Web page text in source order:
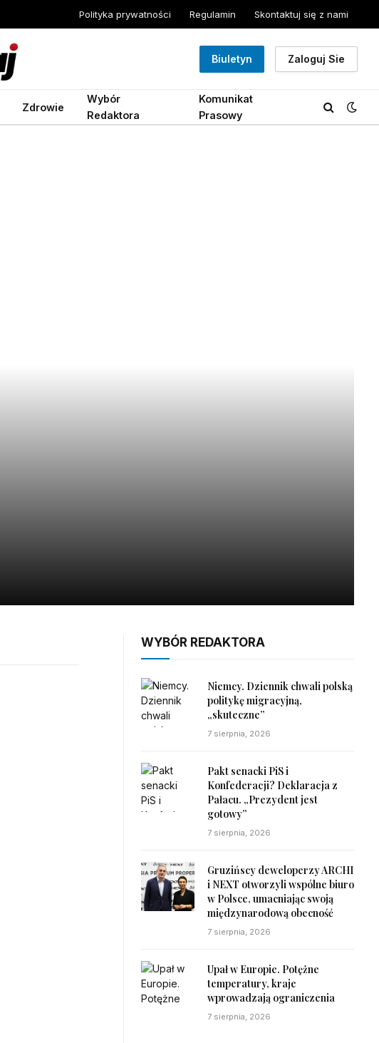
Polityka prywatności Regulamin Skontaktuj się z nami
Biuletyn Zaloguj Sie
Zdrowie
Wybór
Redaktora
Komunikat
Prasowy
WYBÓR REDAKTORA
Niemcy. Dziennik chwali polską
politykę migracyjną,
„skuteczne”
7 sierpnia, 2026
Pakt senacki PiS i
Konfederacji? Deklaracja z
Pałacu. „Prezydent jest
gotowy”
7 sierpnia, 2026
Gruzińscy deweloperzy ARCHI
i NEXT otworzyli wspólne biuro
w Polsce, umacniając swoją
międzynarodową obecność
7 sierpnia, 2026
Upał w Europie. Potężne
temperatury, kraje
wprowadzają ograniczenia
7 sierpnia, 2026